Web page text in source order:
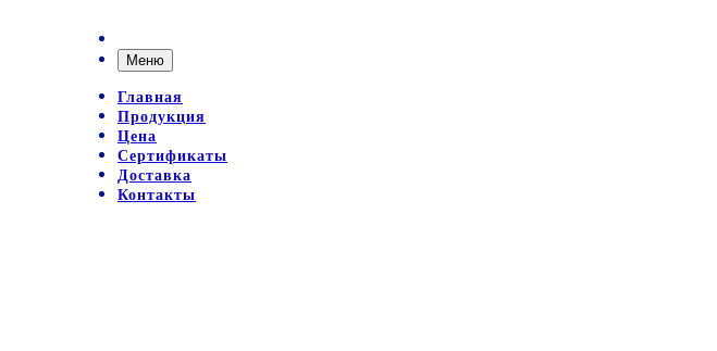
Меню
Главная
Продукция
Цена
Сертификаты
Доставка
Контакты